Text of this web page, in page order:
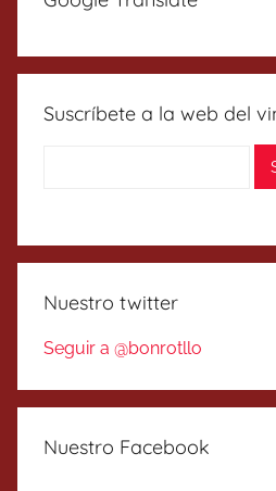
Suscríbete a la web del
Nuestro twitter
Seguir a @bonrotllo
Nuestro Facebook